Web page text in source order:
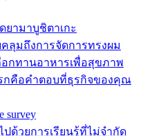
ยามาบูชิตาเกะ
ลุมถึงการจัดการทรงผม
กทานอาหารเพื่อสุขภาพ
กคือคำตอบที่ธุรกิจของคุณ
survey
ด้วยการเรียนรู้ที่ไม่จำกัด